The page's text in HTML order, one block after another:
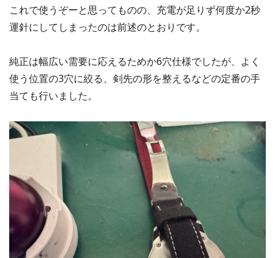
これで使うぞーと思ってものの、充電が足りず何度か2秒
運針にしてしまったのは前述のとおりです。
純正は幅広い需要に応えるためか6穴仕様でしたが、よく
使う位置の3穴に絞る、剣先の形を整えるなどの定番の手
当ても行いました。